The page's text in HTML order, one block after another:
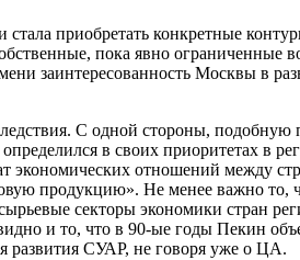
приобретать конкретные
пока явно ограниченные
заинтересованность Москвы в
С одной стороны,
в своих приоритетах в
экономических отношений между
продукцию». Не менее важно то,
секторы экономики стран
и то, что в 90-ые годы Пекин
развития СУАР, не говоря уже о ЦА.